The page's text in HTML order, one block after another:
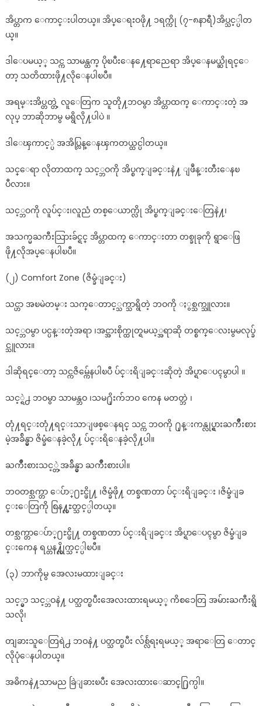
အိပ္တာက ေကာင္းပါတယ္။ အိပ္ေရးဝဖို႔ ၁ရက္ကို (၇-၈နာရီ)အိပ္သင့္ပါတ
ယ္။
ဒါေပမယ့္ သင္က သာမန္ထက္ ပိုၿပီးေန႔ေရာညေရာ အိပ္ေနမယ္ဆိုရင္ေ
တာ့ သတိထားဖို႔လိုေနပါၿပီ။
အရမ္းအိပ္တတ္တဲ့ လူေတြက သူတို႔ဘဝမွာ အိပ္တာထက္ ေကာင္းတဲ့ အ
လုပ္ ဘာဆိုဘာမွ မရွိလို႔ပါပဲ ။
ဒါေၾကာင့္ပဲ အအိပ္လြန္ေနၾကတယ္ထင္ပါတယ္။
သင္ေရာ လိုတာထက္ သင့္ဘဝကို အိပ္စက္ျခင္းနဲ႔ ျဖဳန္းတီးေနၿ
ပီလား။
သင့္ဘဝကို လူပ်င္း၊လူညံ တစ္ေယာက္လို အိပ္စက္ျခင္းေတြနဲ႔၊
အသက္မႀကီးသြားခ်င္ရင္ အိပ္တာထက္ ေကာင္းတာ တစ္ခုခုကို ရွာေဖြ
ဖို႔လိုအပ္ေနပါၿပီ။
(၂) Comfort Zone (ဇိမ္ခံျခင္း)
သင္ဟာ အၿမဲတမ္း သက္ေတာင့္သက္သာရွိတဲ့ ဘဝကို ႏွစ္သက္သူလား။
သင့္ဘဝမွာ ပင္ပန္းတဲ့အရာ ၊အင္အားစိုက္ထုတ္ရမယ့္အရာဆို တစ္စက္ေလးမွမလုပ္ခ်
င္သူလား။
ဒါဆိုရင္ေတာ့ သင္ကဇိမ္က်ေနပါၿပီ ပ်င္းရိျခင္းဆိုတဲ့ အိပ္ရာေပၚမွာပါ ။
သင့္ရဲ႕ ဘဝမွာ သာမန္ဘဝ ၊သမ႐ိုးက်ဘဝ ကေန မတတ္ဘဲ ၊
တုံ႔ရင္းတုံ႔ရင္းသာျဖစ္ေနရင္ သင္က ဘဝကို ႐ုန္းကန္လုပ္ရွားႀကိဳးစား
မဲ့အခ်ိန္မွာ ဇိမ္ခံေနခဲ့လို႔ ပ်င္းရိေနခဲ့လို႔ပါ။
ႀကိဳးစားသင့္တဲ့အခ်ိန္မွာ ႀကိဳးစားပါ။
ဘဝတစ္သက္တာ ေပ်ာ္႐ႊင္ဖို႔ ၊ဇိမ္ခံဖို႔ တစ္ခဏတာ ပ်င္းရိျခင္း ၊ဇိမ္ခံျခ
င္းေတြကို စြန႔္လႊတ္သင့္ပါတယ္။
တစ္သက္တာေပ်ာ္႐ႊင္ဖို႔ တစ္ခဏတာ ပ်င္းရိျခင္း အိပ္ရာေပၚမွာ ဇိမ္ခံျခ
င္းကေန ရပ္တန႔္လိုက္သင့္ပါၿပီ။
(၃) ဘာကိုမွ အေလးမထားျခင္း
သင့္မွာ သင့္ဘဝနဲ႔ ပတ္သတ္ၿပီးအေလးထားရမယ့္ ကိစၥေတြ အမ်ားႀကီးရွိ
သလို၊
တျခားသူေတြရဲ႕ ဘဝနဲ႔ ပတ္သတ္ၿပီး လ်စ္လ်ဴရႈရမယ့္ အရာေတြ ေတာင္
လိုပုံေနပါတယ္။
အဓိကနဲ႔သာမည ခြဲျခားၿပီး အေလးထားေဆာင္႐ြက္ပါ။